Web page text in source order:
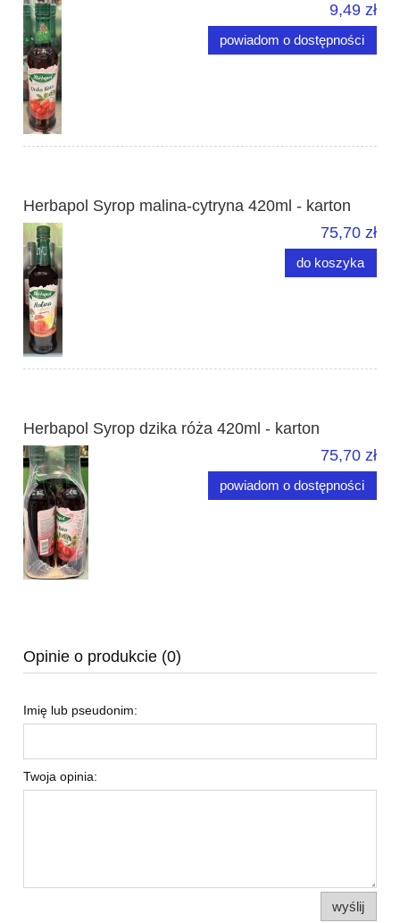
9,49 zł
powiadom o dostępności
Herbapol Syrop malina-cytryna 420ml - karton
75,70 zł
do koszyka
Herbapol Syrop dzika róża 420ml - karton
75,70 zł
powiadom o dostępności
Opinie o produkcie (0)
Imię lub pseudonim:
Twoja opinia:
wyślij